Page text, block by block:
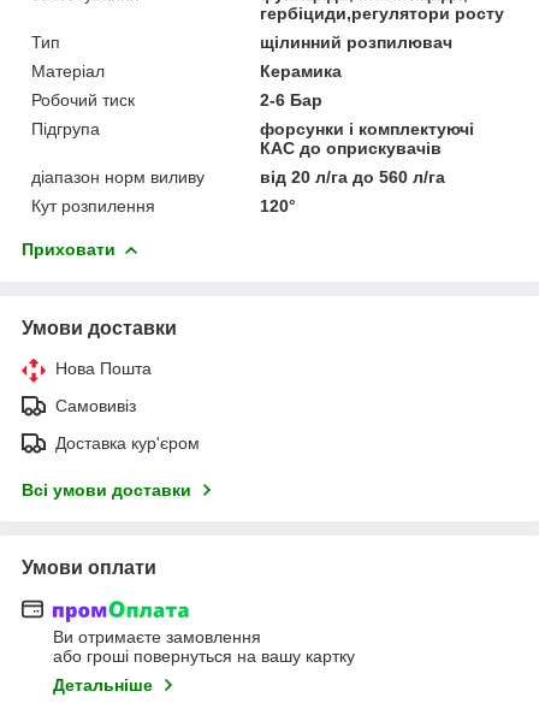
гербіциди,регулятори росту
Тип
щілинний розпилювач
Матеріал
Керамика
Робочий тиск
2-6 Бар
Підгрупа
форсунки і комплектуючі
КАС до оприскувачів
діапазон норм виливу
від 20 л/га до 560 л/га
Кут розпилення
120°
Приховати
Умови доставки
Нова Пошта
Самовивіз
Доставка кур'єром
Всі умови доставки
Умови оплати
Ви отримаєте замовлення
або гроші повернуться на вашу картку
Детальніше